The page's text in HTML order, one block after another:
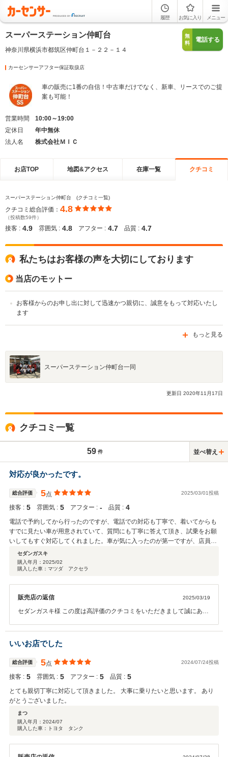
履歴 お気に入り メニュー
スーパーステーション仲町台
神奈川県横浜市都筑区仲町台１－２２－１４
無
料
電話する
カーセンサーアフター保証取扱店
車の販売に1番の自信！中古車だけでなく、新車、リースでのご提
案も可能！
営業時間
10:00～19:00
定休日
年中無休
法人名
株式会社ＭＩＣ
お店TOP 地図&アクセス 在庫一覧 クチコミ
スーパーステーション仲町台 (クチコミ一覧)
クチコミ総合評価： 4.8
（投稿数59件）
接客 : 4.9 雰囲気 : 4.8 アフター : 4.7 品質 : 4.7
私たちはお客様の声を大切にしております
当店のモットー
お客様からのお申し出に対して迅速かつ親切に、誠意をもって対応いたし
ます
もっと見る
スーパーステーション仲町台一同
更新日 2020年11 月 17日
クチコミ一覧
59 件 並べ替え
対応が良かったです。
総合評価 5点 2025/03/01投稿
接客 : 5 雰囲気 : 5 アフター : ‐ 品質 : 4
電話で予約してから行ったのですが、電話での対応も丁寧で、着いてからも
すでに見たい車が用意されていて、質問にも丁寧に答えて頂き、試乗をお願
いしてもすぐ対応してくれました。車が気に入ったのが第一ですが、店員さ
んの対応も購入した要因に入ると思います。
セダンガスキ
購入年月： 2025/02
購入した車：マツダ アクセラ
販売店の返信 2025/03/19
セダンガスキ様 この度は高評価のクチコミをいただきまして誠にあり
ます。 また何かございましたらお気軽にご連絡お待ちしております。
いいお店でした
総合評価 5点 2024/07/24投稿
接客 : 5 雰囲気 : 5 アフター : 5 品質 : 5
とても親切丁寧に対応して頂きました。 大事に乗りたいと思います。 あり
がとうございました。
まつ
購入年月： 2024/07
購入した車：トヨタ タンク